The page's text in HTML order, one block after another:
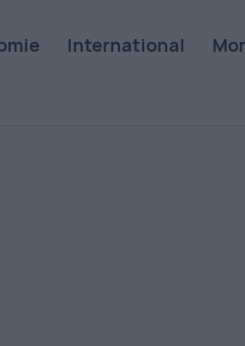
International